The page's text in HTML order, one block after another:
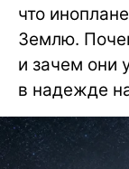
что
Землю.
и зачем они
в надежде